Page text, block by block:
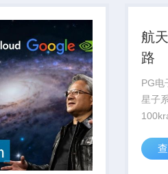
航
路
PG电
星子
可靠